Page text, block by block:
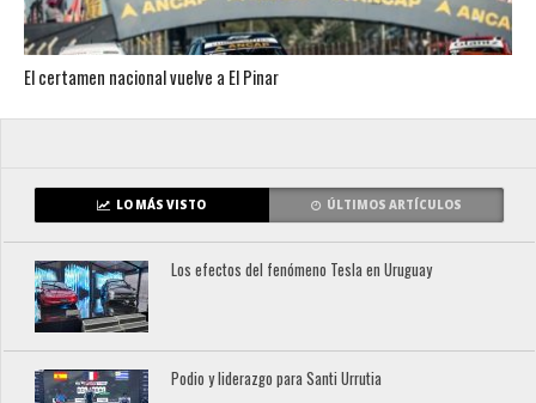
El certamen nacional vuelve a El Pinar
LO MÁS VISTO ÚLTIMOS ARTÍCULOS
Los efectos del fenómeno Tesla en Uruguay
Podio y liderazgo para Santi Urrutia